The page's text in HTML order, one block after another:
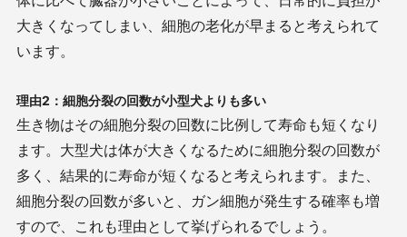
大きくなってしまい、細胞の老化が早まると考えられて
います。
理由2 ：細胞分裂の回数が小型犬よりも多い
生き物はその細胞分裂の回数に比例して寿命も短くなり
ます。大型犬は体が大きくなるために細胞分裂の回数が
多く、結果的に寿命が短くなると考えられます。また、
細胞分裂の回数が多いと、ガン細胞が発生する確率も増
すので、これも理由として挙げられるでしょう。